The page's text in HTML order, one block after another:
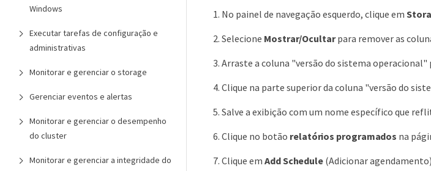
Windows
Executar tarefas de configuração e
administrativas
Monitorar e gerenciar o storage
Gerenciar eventos e alertas
Monitorar e gerenciar o desempenho
do cluster
Monitorar e gerenciar a integridade do
No painel de navegação esquerdo, clique em
Selecione Mostrar/Ocultarpara remover as
Arraste a coluna "versão do sistema operacional"
Clique na parte superior da coluna "versão do
Salve a exibição com um nome específico que
Clique no botão relatórios programados na
Clique em Add Schedule (Adicionar